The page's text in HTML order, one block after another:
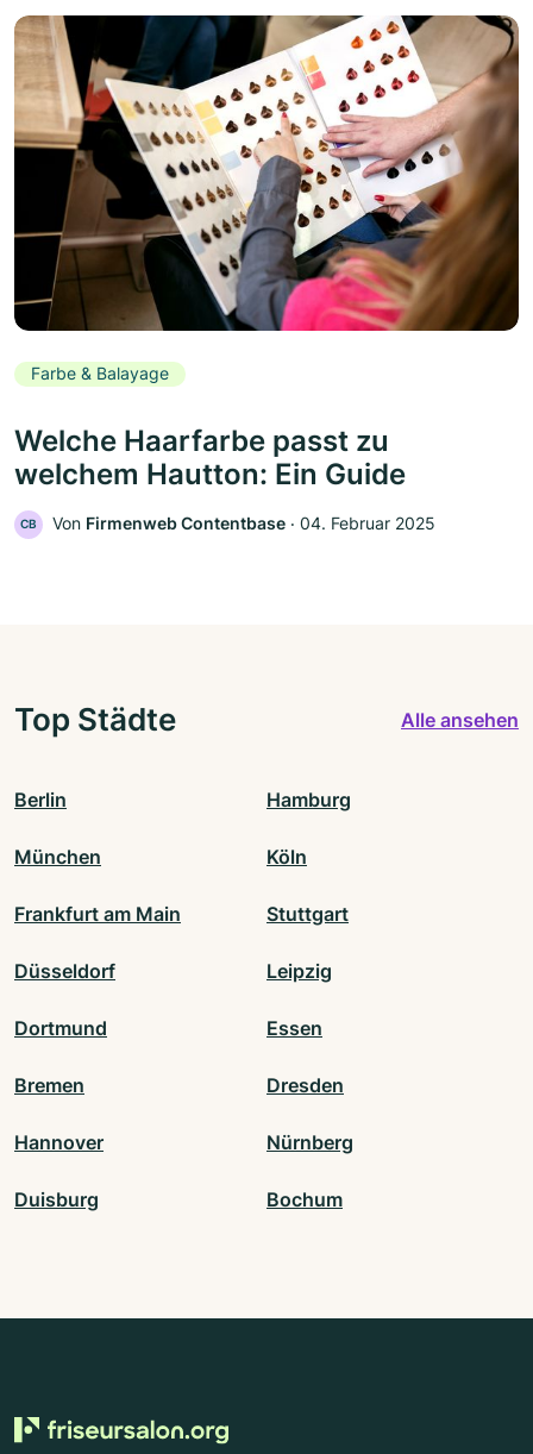
Farbe & Balayage
Welche Haarfarbe passt zu
welchem Hautton: Ein Guide
CB Von Firmenweb Contentbase ‧ 04. Februar 2025
Top Städte Alle ansehen
Berlin Hamburg
München Köln
Frankfurt am Main Stuttgart
Düsseldorf Leipzig
Dortmund Essen
Bremen Dresden
Hannover Nürnberg
Duisburg Bochum